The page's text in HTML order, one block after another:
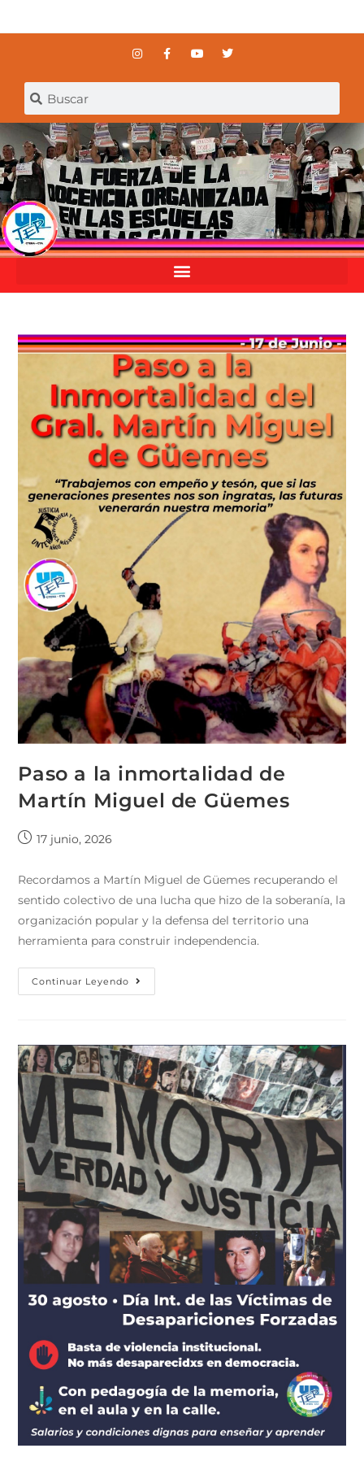
Paso a la inmortalidad de
Martín Miguel de Güemes
17 junio, 2026
Recordamos a Martín Miguel de Güemes recuperando el
sentido colectivo de una lucha que hizo de la soberanía, la
organización popular y la defensa del territorio una
herramienta para construir independencia.
Continuar Leyendo